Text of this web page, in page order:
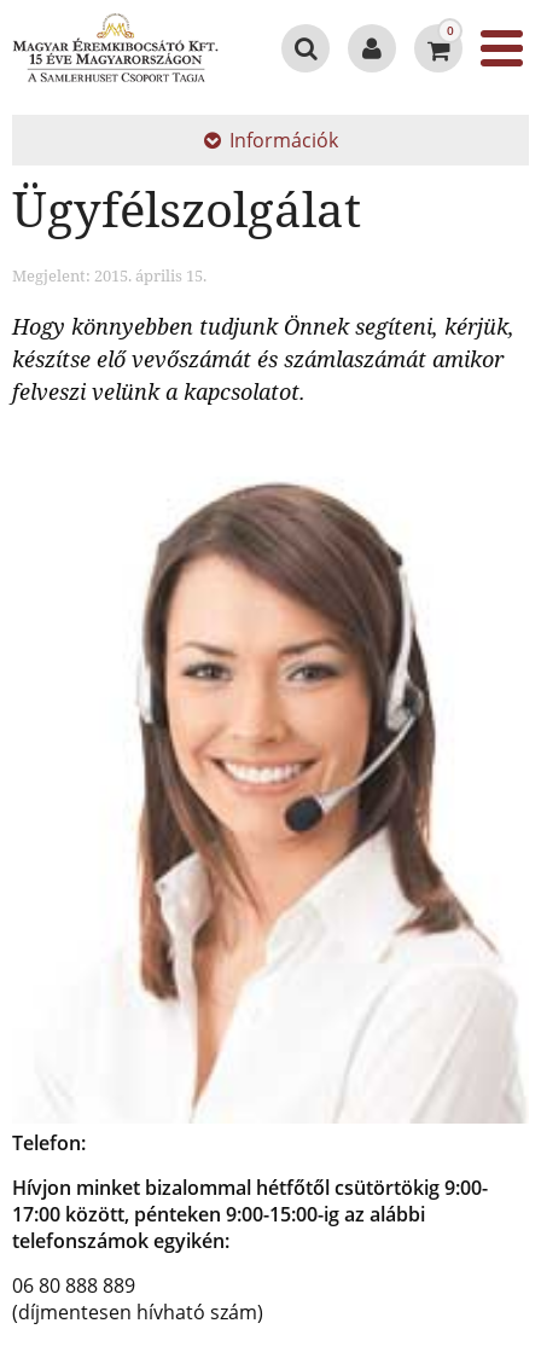
0
Információk
Ügyfélszolgálat
Megjelent: 2015. április 15.
Hogy könnyebben tudjunk Önnek segíteni, kérjük,
készítse elő vevőszámát és számlaszámát amikor
felveszi velünk a kapcsolatot.
Telefon:
Hívjon minket bizalommal hétfőtől csütörtökig 9:00-
17:00 között, pénteken 9:00-15:00-ig az alábbi
telefonszámok egyikén:
06 80 888 889
(díjmentesen hívható szám)